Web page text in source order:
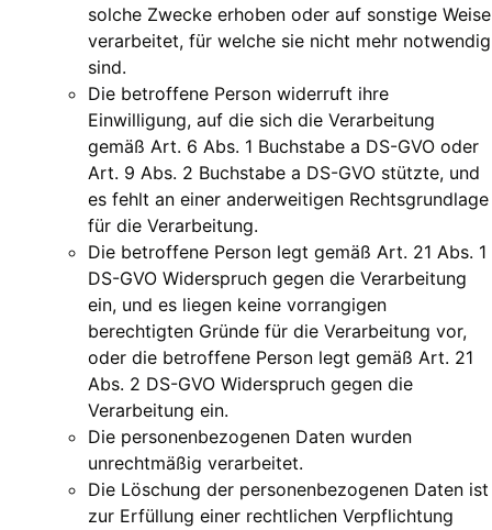
solche Zwecke erhoben oder auf sonstige Weise
verarbeitet, für welche sie nicht mehr notwendig
sind.
Die betroffene Person widerruft ihre
Einwilligung, auf die sich die Verarbeitung
gemäß Art. 6 Abs. 1 Buchstabe a DS-GVO oder
Art. 9 Abs. 2 Buchstabe a DS-GVO stützte, und
es fehlt an einer anderweitigen Rechtsgrundlage
für die Verarbeitung.
Die betroffene Person legt gemäß Art. 21 Abs. 1
DS-GVO Widerspruch gegen die Verarbeitung
ein, und es liegen keine vorrangigen
berechtigten Gründe für die Verarbeitung vor,
oder die betroffene Person legt gemäß Art. 21
Abs. 2 DS-GVO Widerspruch gegen die
Verarbeitung ein.
Die personenbezogenen Daten wurden
unrechtmäßig verarbeitet.
Die Löschung der personenbezogenen Daten ist
zur Erfüllung einer rechtlichen Verpflichtung